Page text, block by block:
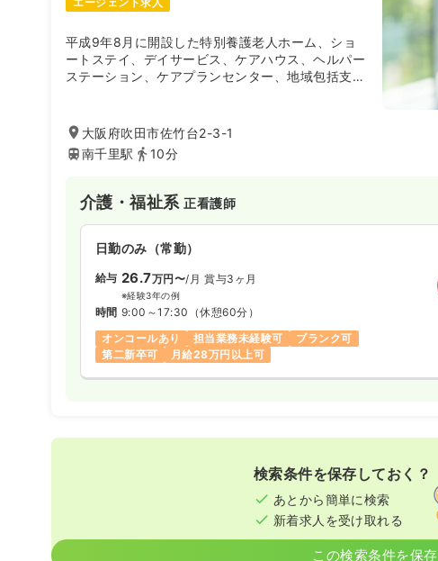
平成9年8月に開設した特別養護老人ホーム、ショ
ートステイ、デイサービス、ケアハウス、ヘルパー
ステーション、ケアプランセンター、地域包括支援
大阪府吹田市佐竹台2-3-1
南千里駅
10分
介護・福祉系正看護師
日勤のみ（常勤）
給与 26.7万円〜/月 賞与3ヶ月
※経験3年の例
時間 9:00～17:30 （休憩60分）
オンコールあり
担当業務未経験可
ブランク可
第二新卒可
月給28万円以上可
検索条件を保存しておく？
あとから簡単に検索
新着求人を受け取れる
この検索条件を保存